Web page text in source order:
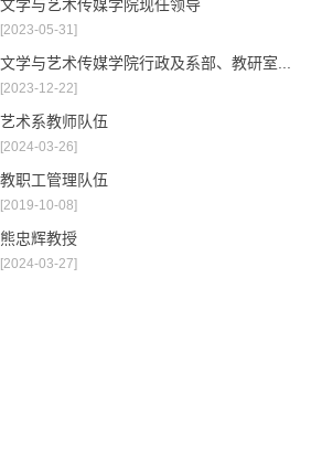
文学与艺术传媒学院现任领导
[2023-05-31]
文学与艺术传媒学院行政及系部、教研室...
[2023-12-22]
艺术系教师队伍
[2024-03-26]
教职工管理队伍
[2019-10-08]
熊忠辉教授
[2024-03-27]